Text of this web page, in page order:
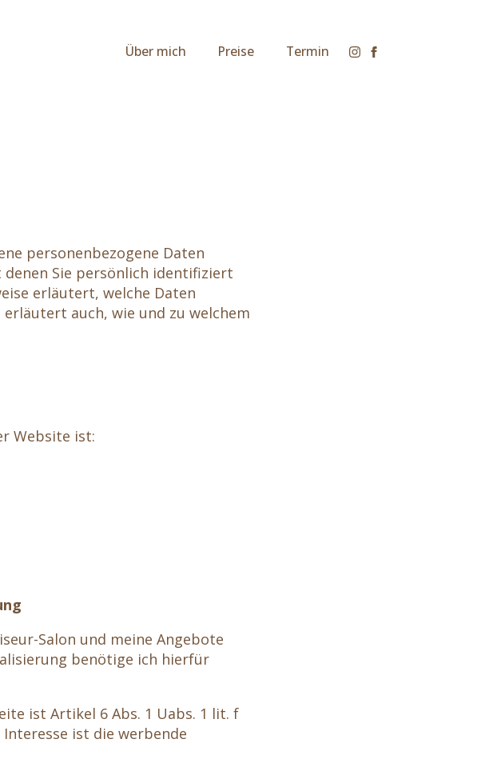
Über mich Preise Termin
personenbezogene Daten
Sie persönlich identifiziert
erläutert, welche Daten
auch, wie und zu welchem
Website ist:
Salon und meine Angebote
benötige ich hierfür
ist Artikel 6 Abs. 1 Uabs. 1 lit. f
ist die werbende